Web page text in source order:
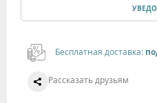
Бесплатная доставка:
Рассказать друзьям